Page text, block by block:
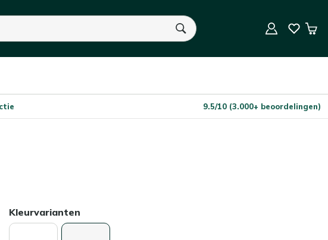
U heeft geen product(en) in uw winkelwagen.
9.5/10 (3.000+ beoordelingen)
Kleurvarianten
Aantal
In Winkelwagen